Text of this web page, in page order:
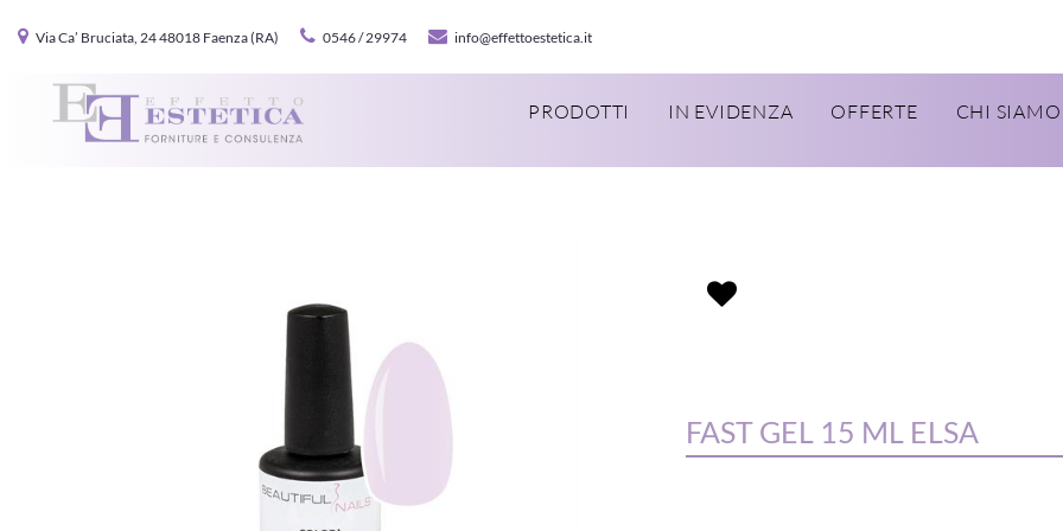
Via Ca’ Bruciata, 24 48018 Faenza (RA) 0546 / 29974 info@effettoestetica.it
PRODOTTI IN EVIDENZA OFFERTE CHI SIAMO
FAST GEL 15 ML ELSA